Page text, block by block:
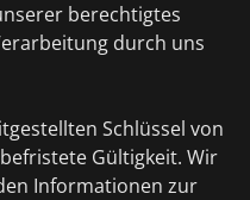
berechtigtes
durch uns
Schlüssel von
Gültigkeit. Wir
Informationen zur